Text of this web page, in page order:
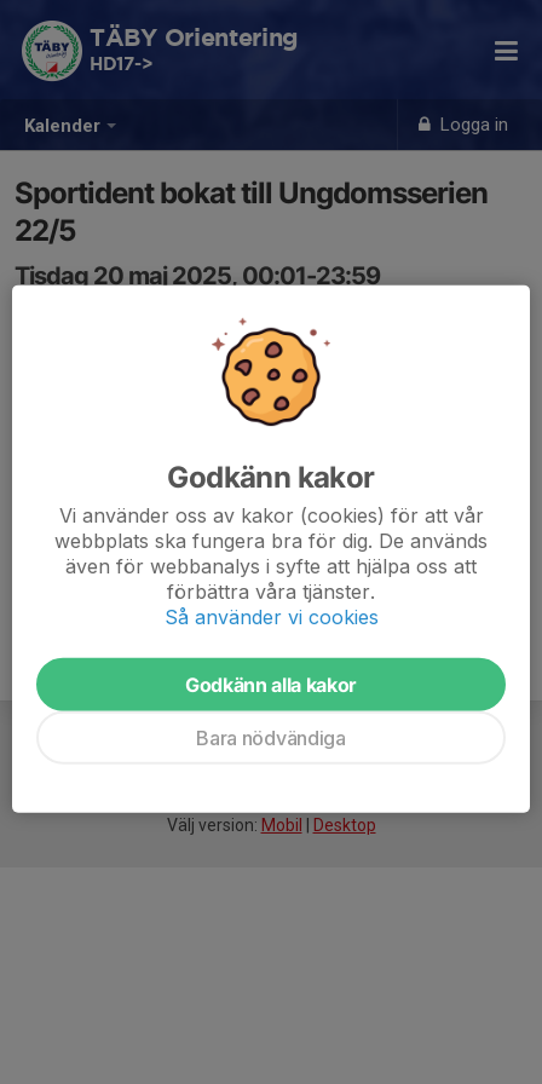
Kalender Logga in
TÄBY Orientering
HD17->
Sportident bokat till Ungdomsserien
22/5
Tisdag 20 maj 2025, 00:01-23:59
Välj version: Mobil Desktop
Godkänn kakor
Vi använder oss av kakor (cookies) för att vår
webbplats ska fungera bra för dig. De används
även för webbanalys i syfte att hjälpa oss att
förbättra våra tjänster.
Så använder vi cookies
Godkänn alla kakor
Bara nödvändiga